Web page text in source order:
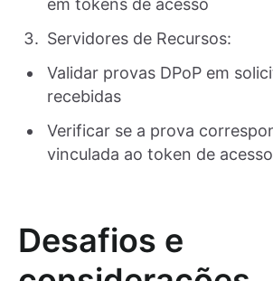
em tokens de acesso
Servidores de Recursos:
Validar provas DPoP em
recebidas
Verificar se a prova
vinculada ao token de acesso
Desafios e